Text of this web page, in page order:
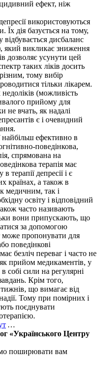
ефект, ніж
використовуються
Їх дія базується на тому,
дисбаланс
який викликає зниження
дозволяє усунути цей
таких ліків досить
тому вибір
тільки лікарем.
(можливість
прийому для
не вчать, як надалі
є і очевидний
найбільш ефективно в
поведінкова,
спрямована на
терапія має
терапії депресії і є
країнах, а також в
медичним, так і
освіту і відповідний
часто називають
вони припускають, що
за допомогою
може пропонувати для
поведінкові
безліч переваг і часто не
як прийом медикаментів, у
собі сили на регулярні
Крім того,
що вимагає від
Тому при помірних і
поєднувати
…
«Українського Центру
поширювати вам